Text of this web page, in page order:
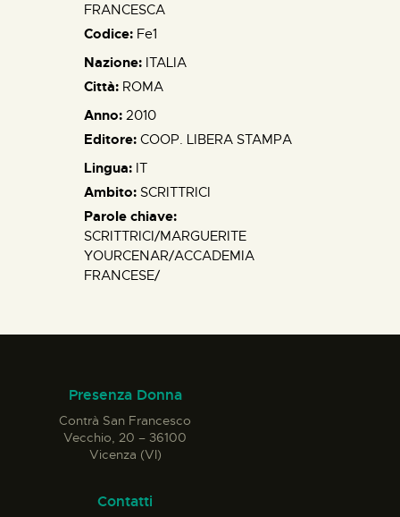
FRANCESCA
Codice: Fe1
Nazione: ITALIA
Città: ROMA
Anno: 2010
Editore: COOP. LIBERA STAMPA
Lingua: IT
Ambito: SCRITTRICI
Parole chiave:
SCRITTRICI/MARGUERITE
YOURCENAR/ACCADEMIA
FRANCESE/
Presenza Donna
Contrà San Francesco
Vecchio, 20 – 36100
Vicenza (VI)
Contatti